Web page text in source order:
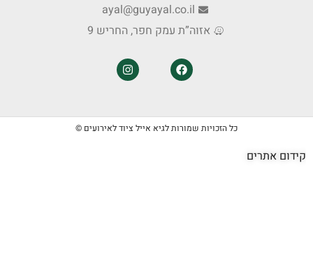
ayal@guyayal.co.il
אזוה”ת עמק חפר, החריש 9
כל הזכויות שמורות לגיא אייל ציוד לאירועים ©
קידום אתרים